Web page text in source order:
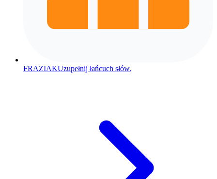
FRAZIAKUzupełnij łańcuch słów.